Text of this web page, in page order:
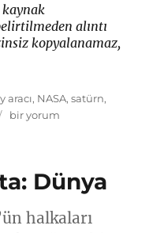
alıntı
kopyalanamaz,
aracı, NASA,satürn,
Cassini,
yolladı
bir yorum
Dünya
halkaları